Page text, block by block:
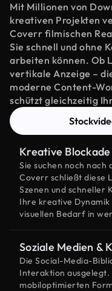
Mit Millionen von
kreativen Projekten
Coverr filmischen
Sie schnell und ohne
arbeiten können. Ob
vertikale Anzeige –
moderne Content-
schützt gleichzeitig
Kreative
Sie suchen noch
Coverr schließt diese
Szenen und schneller
Ihre kreative
visuellen Bedarf in
Soziale Medien &
Die Social-Media-
Interaktion
mobiloptimierten